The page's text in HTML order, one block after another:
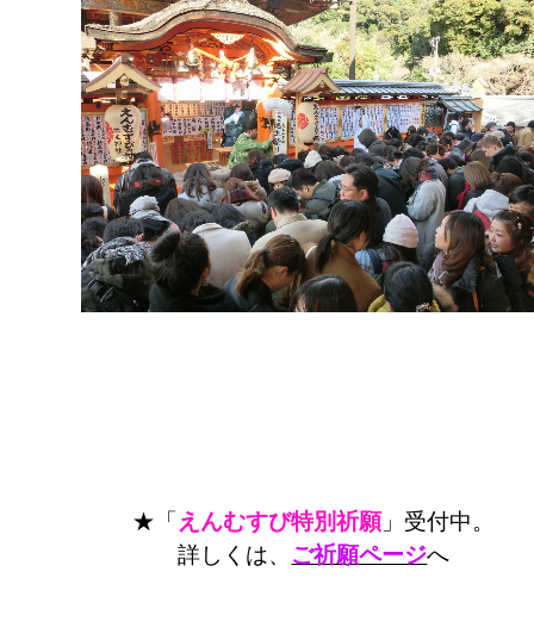
★「 えんむすび特別祈願」受付中。
詳しくは、 ご祈願ページへ